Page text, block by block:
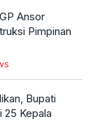
Ansor
Pimpinan
Bupati
25 Kepala